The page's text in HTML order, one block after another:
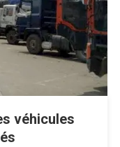
véhicules